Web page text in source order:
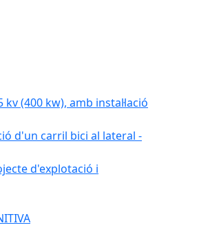
kv (400 kw), amb instal·lació
d'un carril bici al lateral -
d'explotació i